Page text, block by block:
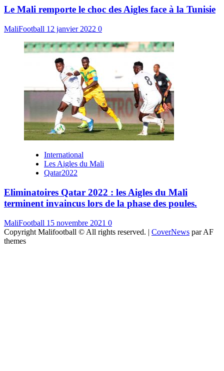
Le Mali remporte le choc des Aigles face à la Tunisie
MaliFootball 12 janvier 2022 0
International
Les Aigles du Mali
Qatar2022
Eliminatoires Qatar 2022 : les Aigles du Mali
terminent invaincus lors de la phase des poules.
MaliFootball 15 novembre 2021 0
Copyright Malifootball © All rights reserved. | CoverNews par AF
themes